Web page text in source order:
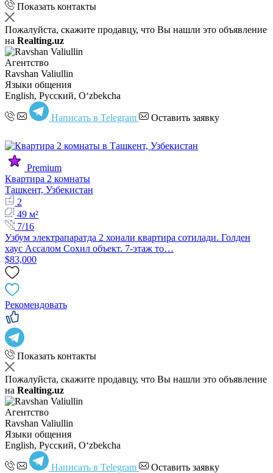
Показать контакты
Пожалуйста, скажите продавцу, что Вы нашли это объявление
на Realting.uz
Агентство
Ravshan Valiullin
Языки общения
English, Русский, Oʻzbekcha
Написать в Telegram Оставить заявку
Premium
Квартира 2 комнаты
Ташкент, Узбекистан
2
49 м²
7/16
Узбум электрапаратда 2 хонали квартира сотилади. Голден
хаус Ассалом Сохил объект. 7-этаж то…
$83,000
Рекомендовать
Показать контакты
Пожалуйста, скажите продавцу, что Вы нашли это объявление
на Realting.uz
Агентство
Ravshan Valiullin
Языки общения
English, Русский, Oʻzbekcha
Написать в Telegram Оставить заявку